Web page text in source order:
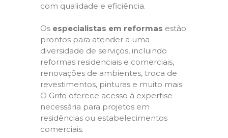
com qualidade e eficiência.
Os especialistas em reformas estão
prontos para atender a uma
diversidade de serviços, incluindo
reformas residenciais e comerciais,
renovações de ambientes, troca de
revestimentos, pinturas e muito mais.
O Grifo oferece acesso à expertise
necessária para projetos em
residências ou estabelecimentos
comerciais.